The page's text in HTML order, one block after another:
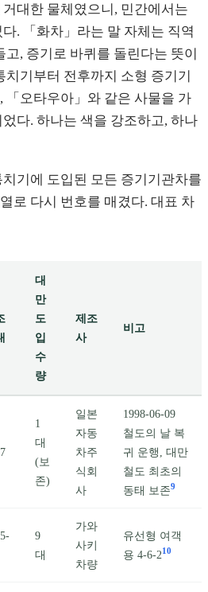
대한 물체였으니, 민간에서는
. 「화차」라는 말 자체는 직역
, 증기로 바퀴를 돌린다는 뜻이
기부터 전후까지 소형 증기기
「오타우아」와 같은 사물을 가
다. 하나는 색을 강조하고, 하나
기에 도입된 모든 증기기관차를
로 다시 번호를 매겼다. 대표 차
대
만
도
입
수
량
제조
사
비고
1
대
(보
존)
일본
자동
차주
식회
사
1998-06-09
철도의 날 복
귀 운행, 대만
철도 최초의
동태 보존9
9
대
가와
사키
차량
유선형 여객
용 4-6-210